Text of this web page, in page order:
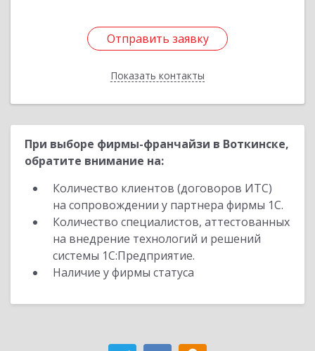
Отправить заявку
Показать контакты
Отправить заявку
Назад
При выборе фирмы-франчайзи в Воткинске,
обратите внимание на:
Количество клиентов (договоров ИТС)
на сопровождении у партнера фирмы 1С.
Количество специалистов, аттестованных
на внедрение технологий и решений
системы 1С:Предприятие.
Наличие у фирмы статуса